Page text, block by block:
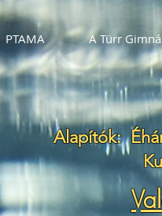
PTAMA A Türr
Alapítók: